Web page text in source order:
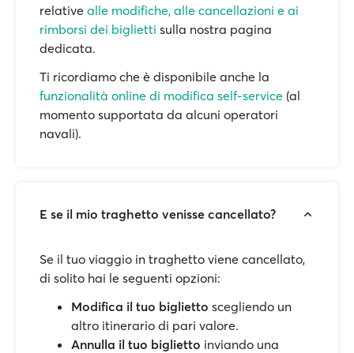
relative alle modifiche, alle cancellazioni e ai
rimborsi dei biglietti sulla nostra pagina
dedicata.
Ti ricordiamo che è disponibile anche la
funzionalità online di modifica self-service (al
momento supportata da alcuni operatori
navali).
E se il mio traghetto venisse cancellato?
Se il tuo viaggio in traghetto viene cancellato,
di solito hai le seguenti opzioni:
Modifica il tuo biglietto scegliendo un
altro itinerario di pari valore.
Annulla il tuo biglietto inviando una